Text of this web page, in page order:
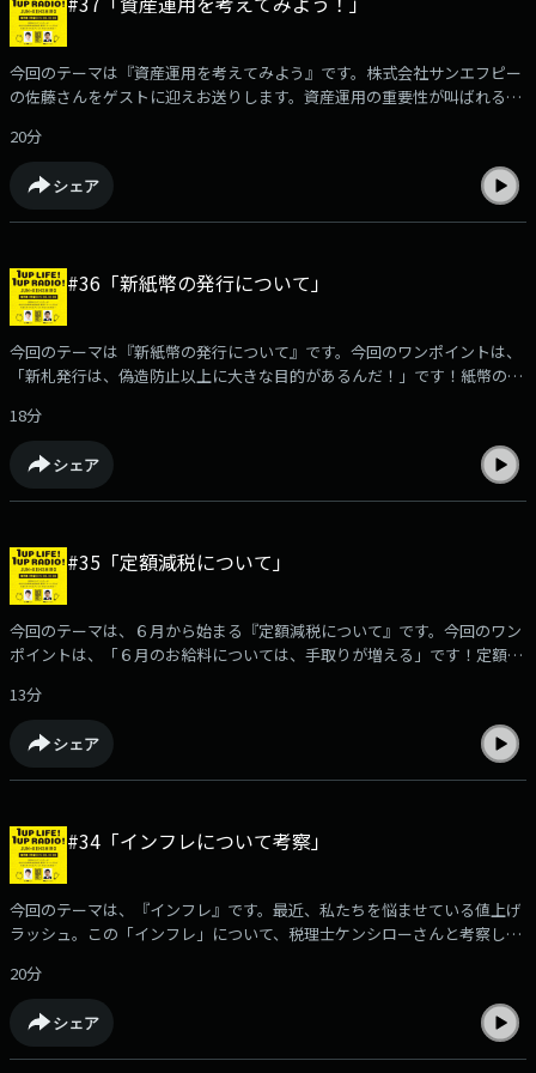
今回のテーマは『資産運用を考えてみよう』です。株式会社サンエフピー
の佐藤さんをゲストに迎えお送りします。資産運用の重要性が叫ばれる昨
た様々な疑問について一緒に考えていきましょう。
20分
シェア
#36「新紙幣の発行について」
今回のテーマは『新紙幣の発行について』です。今回のワンポイントは、
「新札発行は、偽造防止以上に大きな目的があるんだ！」です！紙幣の歴
く説明していきます。
18分
シェア
#35「定額減税について」
今回のテーマは、６月から始まる『定額減税について』です。今回のワン
ポイントは、「６月のお給料については、手取りが増える」です！定額減
ど、わかりやすく説明していきます。詳しくは、ポッドキャストをcheck!
13分
シェア
#34「インフレについて考察」
今回のテーマは、『インフレ』です。最近、私たちを悩ませている値上げ
ラッシュ。この「インフレ」について、税理士ケンシローさんと考察して
レは、格差社会を生むアクションが重要」ということです！インフレはど
うして起きるのか、その要因から、今後日本はインフレが進んでいくのか
など、わかりやすく説明していきます。詳しくは、ポッドキャストを
check!
20分
シェア